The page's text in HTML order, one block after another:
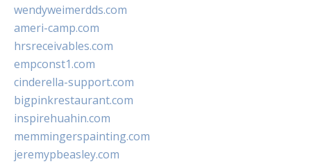
wendyweimerdds.com
ameri-camp.com
hrsreceivables.com
empconst1.com
cinderella-support.com
bigpinkrestaurant.com
inspirehuahin.com
memmingerspainting.com
jeremypbeasley.com